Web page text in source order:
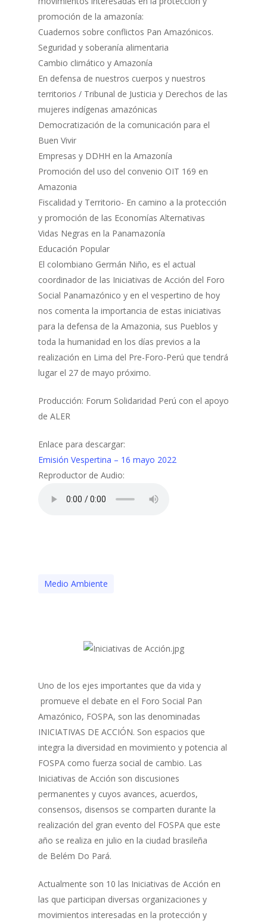
promoción de la amazonía:
Cuadernos sobre conflictos Pan Amazónicos.
Seguridad y soberanía alimentaria
Cambio climático y Amazonía
En defensa de nuestros cuerpos y nuestros
territorios / Tribunal de Justicia y Derechos de las
mujeres indígenas amazónicas
Democratización de la comunicación para el
Buen Vivir
Empresas y DDHH en la Amazonía
Promoción del uso del convenio OIT 169 en
Amazonia
Fiscalidad y Territorio- En camino a la protección
y promoción de las Economías Alternativas
Vidas Negras en la Panamazonía
Educación Popular
El colombiano Germán Niño, es el actual
coordinador de las Iniciativas de Acción del Foro
Social Panamazónico y en el vespertino de hoy
nos comenta la importancia de estas iniciativas
para la defensa de la Amazonia, sus Pueblos y
toda la humanidad en los días previos a la
realización en Lima del Pre-Foro-Perú que tendrá
lugar el 27 de mayo próximo.
Producción: Forum Solidaridad Perú con el apoyo
de ALER
Enlace para descargar:
Emisión Vespertina – 16 mayo 2022
Reproductor de Audio:
Medio Ambiente
Uno de los ejes importantes que da vida y
promueve el debate en el Foro Social Pan
Amazónico, FOSPA, son las denominadas
INICIATIVAS DE ACCIÓN. Son espacios que
integra la diversidad en movimiento y potencia al
FOSPA como fuerza social de cambio. Las
Iniciativas de Acción son discusiones
permanentes y cuyos avances, acuerdos,
consensos, disensos se comparten durante la
realización del gran evento del FOSPA que este
año se realiza en julio en la ciudad brasileña
de Belém Do Pará.
Actualmente son 10 las Iniciativas de Acción en
las que participan diversas organizaciones y
movimientos interesadas en la protección y